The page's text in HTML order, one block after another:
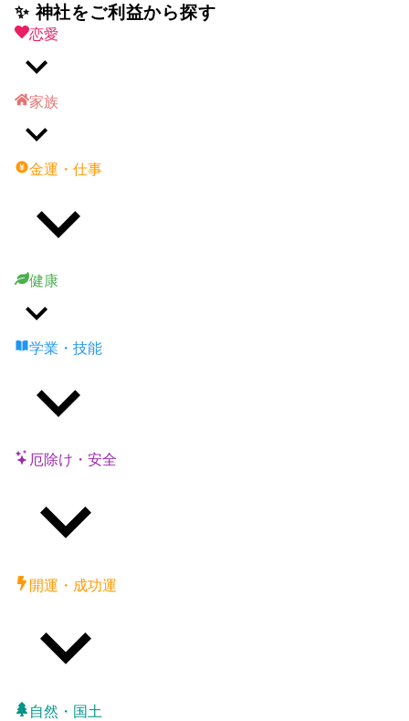
✨ 神社をご利益から探す
恋愛
家族
金運・仕事
健康
学業・技能
厄除け・安全
開運・成功運
自然・国土